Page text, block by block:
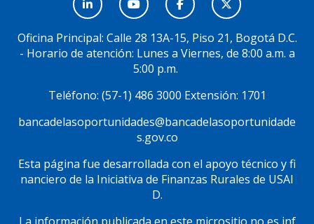
Social
Oficina Principal: Calle 28 13A-15, Piso 21, Bogotá D.C.
- Horario de atención: Lunes a Viernes, de 8:00 a.m. a
5:00 p.m.
Teléfono: (57-1) 486 3000 Extensión: 1701
bancadelasoportunidades@bancadelasoportunidade
s.gov.co
Esta página fue desarrollada con el apoyo técnico y fi
nanciero de la Iniciativa de Finanzas Rurales de USAI
D.